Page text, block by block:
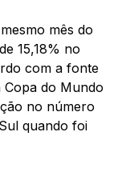
mês do
15,18% no
com a fonte
Copa do Mundo
no número
quando foi